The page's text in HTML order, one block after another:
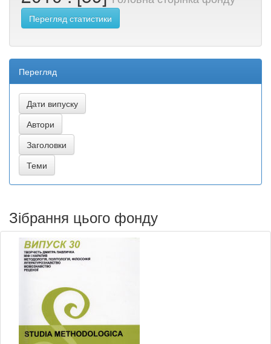
Перегляд статистики
Перегляд
Зібрання цього фонду